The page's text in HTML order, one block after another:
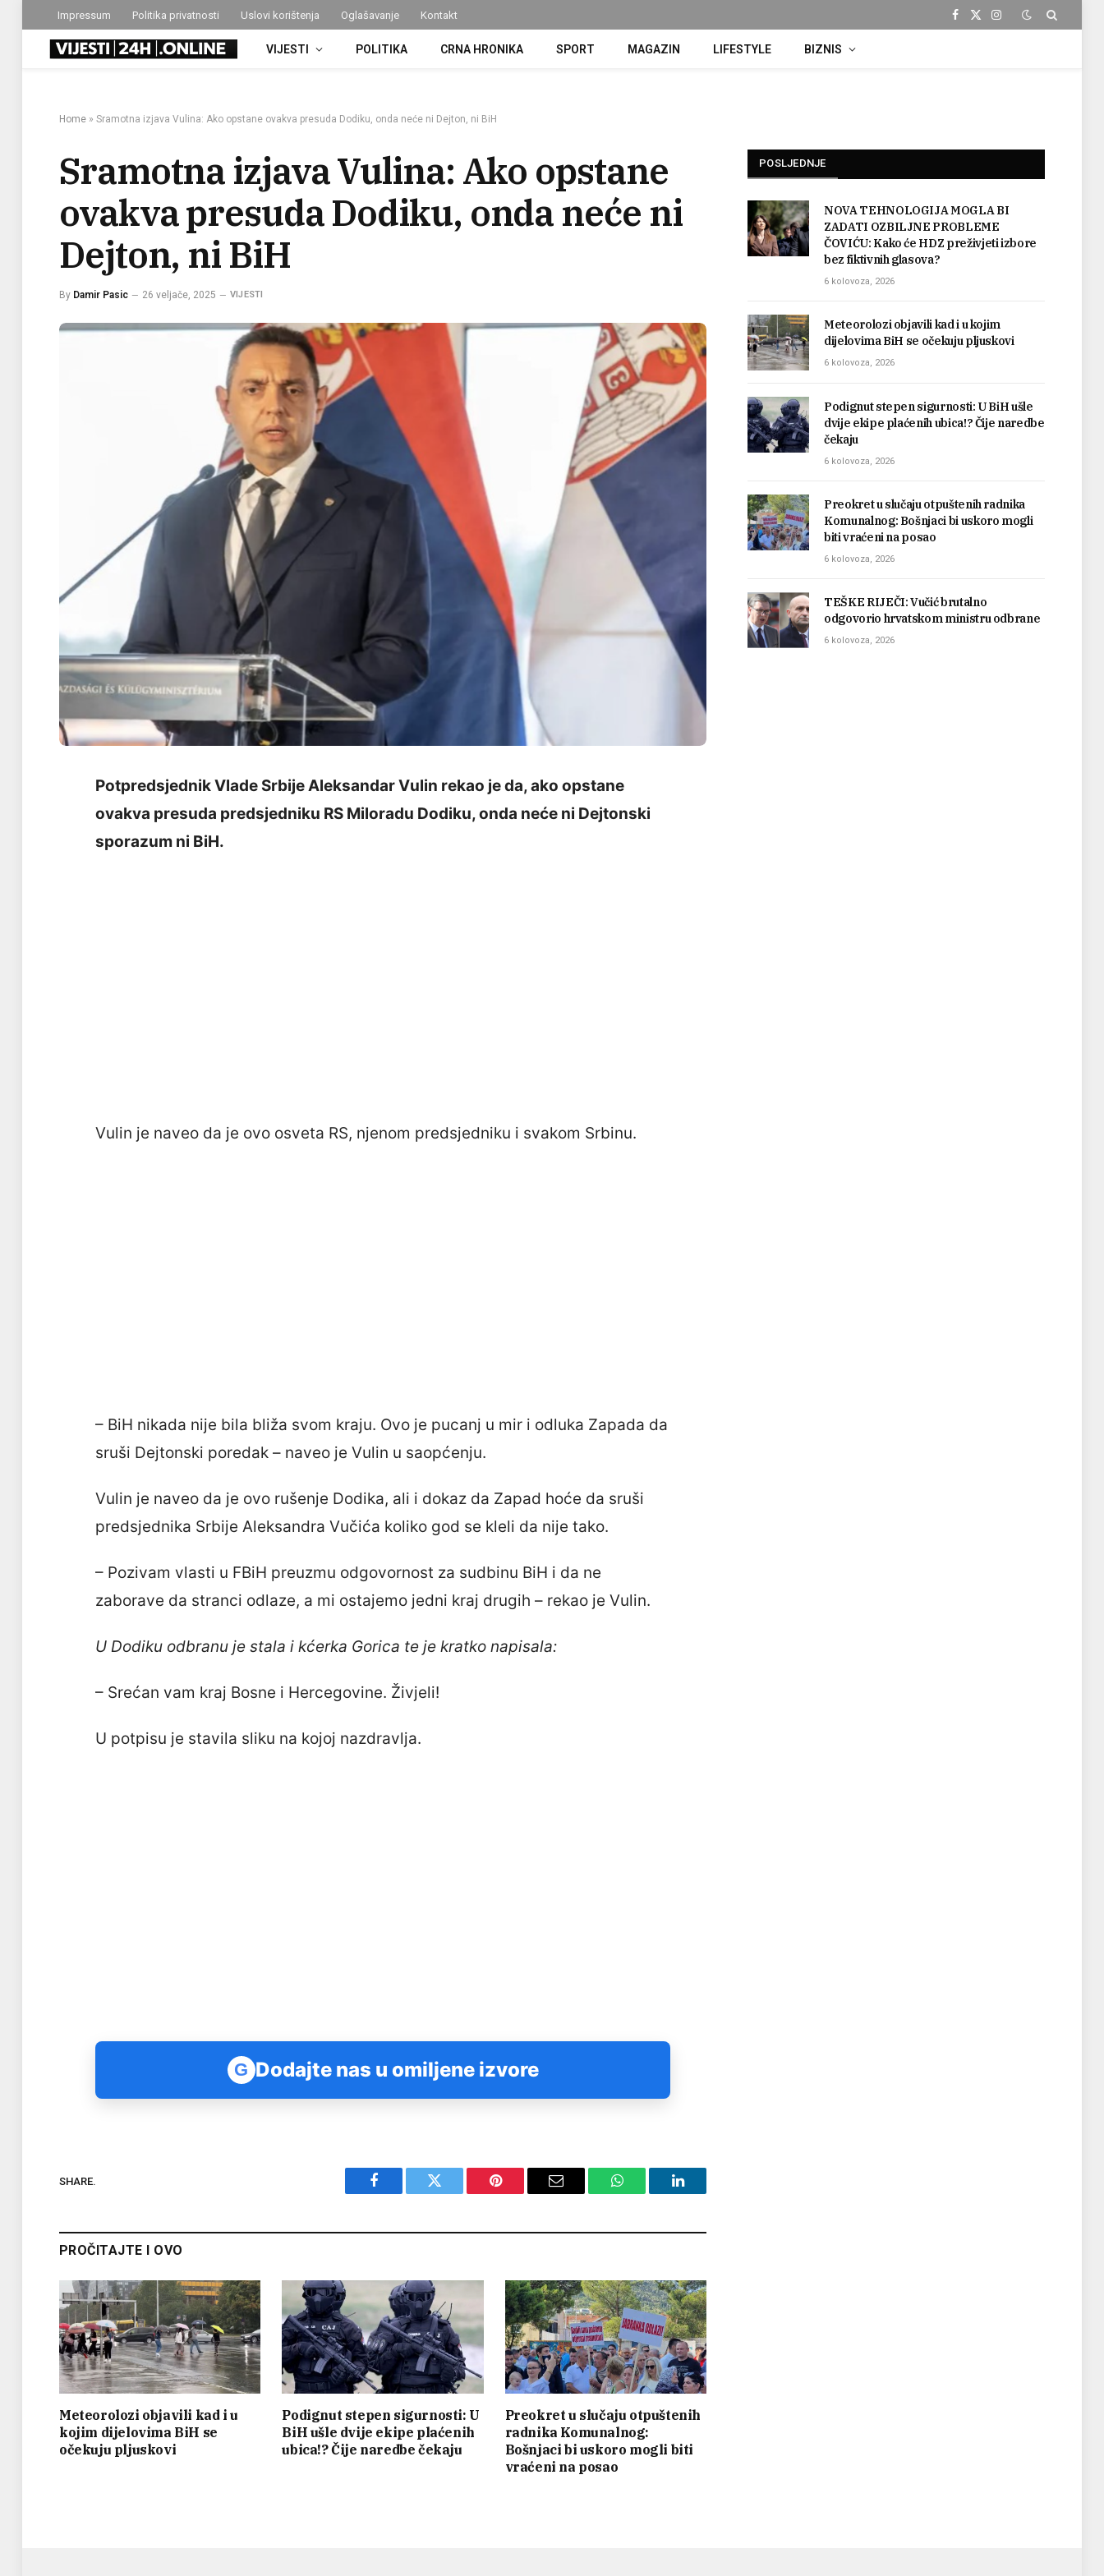
Impressum Politika privatnosti Uslovi korištenja Oglašavanje Kontakt
Facebook
X
Instagram
VIJESTI POLITIKA CRNA HRONIKA SPORT MAGAZIN LIFESTYLE BIZNIS
Home » Sramotna izjava Vulina: Ako opstane ovakva presuda Dodiku, onda neće ni Dejton, ni BiH
Sramotna izjava Vulina: Ako opstane
ovakva presuda Dodiku, onda neće ni
Dejton, ni BiH
By Damir Pasic 26 veljače, 2025 VIJESTI
Potpredsjednik Vlade Srbije Aleksandar Vulin rekao je da, ako opstane
ovakva presuda predsjedniku RS Miloradu Dodiku, onda neće ni Dejtonski
sporazum ni BiH.
Vulin je naveo da je ovo osveta RS, njenom predsjedniku i svakom Srbinu.
– BiH nikada nije bila bliža svom kraju. Ovo je pucanj u mir i odluka Zapada da
sruši Dejtonski poredak – naveo je Vulin u saopćenju.
Vulin je naveo da je ovo rušenje Dodika, ali i dokaz da Zapad hoće da sruši
predsjednika Srbije Aleksandra Vučića koliko god se kleli da nije tako.
– Pozivam vlasti u FBiH preuzmu odgovornost za sudbinu BiH i da ne
zaborave da stranci odlaze, a mi ostajemo jedni kraj drugih – rekao je Vulin.
U Dodiku odbranu je stala i kćerka Gorica te je kratko napisala:
– Srećan vam kraj Bosne i Hercegovine. Živjeli!
U potpisu je stavila sliku na kojoj nazdravlja.
G Dodajte nas u omiljene izvore
SHARE.
Facebook Twitter Pinterest Email WhatsAppLinkedIn
PROČITAJTE I OVO
Meteorolozi objavili kad i u
kojim dijelovima BiH se
očekuju pljuskovi
Podignut stepen sigurnosti: U
BiH ušle dvije ekipe plaćenih
ubica!? Čije naredbe čekaju
Preokret u slučaju otpuštenih
radnika Komunalnog:
Bošnjaci bi uskoro mogli biti
vraćeni na posao
POSLJEDNJE
NOVA TEHNOLOGIJA MOGLA BI
ZADATI OZBILJNE PROBLEME
ČOVIĆU: Kako će HDZ preživjeti izbore
bez fiktivnih glasova?
6 kolovoza, 2026
Meteorolozi objavili kad i u kojim
dijelovima BiH se očekuju pljuskovi
6 kolovoza, 2026
Podignut stepen sigurnosti: U BiH ušle
dvije ekipe plaćenih ubica!? Čije naredbe
čekaju
6 kolovoza, 2026
Preokret u slučaju otpuštenih radnika
Komunalnog: Bošnjaci bi uskoro mogli
biti vraćeni na posao
6 kolovoza, 2026
TEŠKE RIJEČI: Vučić brutalno
odgovorio hrvatskom ministru odbrane
6 kolovoza, 2026